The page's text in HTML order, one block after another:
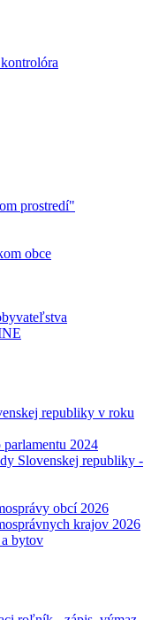
prostredí"
obce
republiky v roku
2024
Slovenskej republiky -
obcí 2026
krajov 2026
bytov